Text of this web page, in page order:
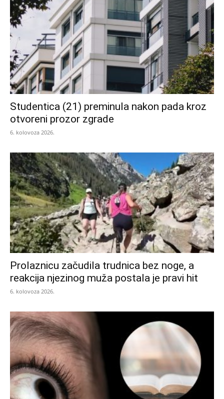
Studentica (21) preminula nakon pada kroz
otvoreni prozor zgrade
6. kolovoza 2026.
Prolaznicu začudila trudnica bez noge, a
reakcija njezinog muža postala je pravi hit
6. kolovoza 2026.